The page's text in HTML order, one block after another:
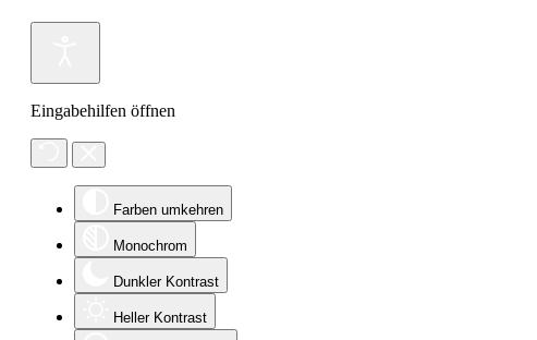
Eingabehilfen öffnen
Farben umkehren
Monochrom
Dunkler Kontrast
Heller Kontrast